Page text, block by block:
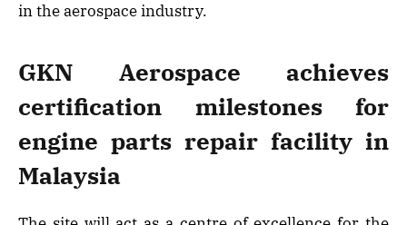
in the aerospace industry.
GKN Aerospace achieves
certification milestones for
engine parts repair facility in
Malaysia